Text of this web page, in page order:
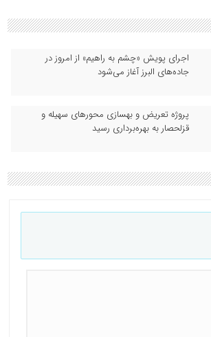
اجرای پویش «چشم به راهیم» از امروز در
جاده‌های البرز آغاز می‌شود
پروژه تعریض و بهسازی محورهای سهیله و
قزلحصار به بهره‌برداری رسید